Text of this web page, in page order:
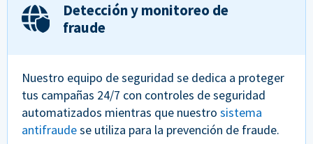
Detección y monitoreo de
fraude
Nuestro equipo de seguridad se dedica a proteger
tus campañas 24/7 con controles de seguridad
automatizados mientras que nuestro sistema
antifraudese utiliza para la prevención de fraude.